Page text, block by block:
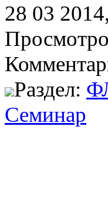
28 03
Раздел:
Семинар